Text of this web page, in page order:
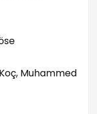
Muhammed